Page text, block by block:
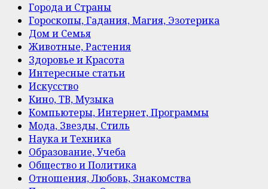
Города и Страны
Гороскопы, Гадания, Магия, Эзотерика
Дом и Семья
Животные, Растения
Здоровье и Красота
Интересные статьи
Искусство
Кино, ТВ, Музыка
Компьютеры, Интернет, Программы
Мода, Звезды, Стиль
Наука и Техника
Образование, Учеба
Общество и Политика
Отношения, Любовь, Знакомства